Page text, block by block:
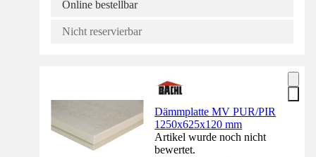
Online bestellbar
Nicht reservierbar
Dämmplatte MV PUR/PIR
1250x625x120 mm
Artikel wurde noch nicht
bewertet.